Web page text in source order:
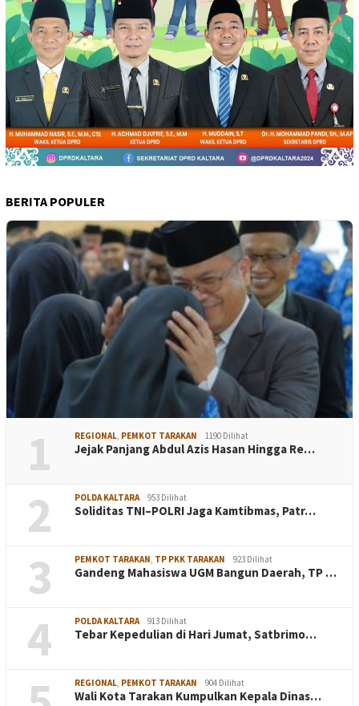
BERITA POPULER
1 REGIONAL PEMKOT TARAKAN 1190 Dilihat
Jejak Panjang Abdul Azis Hasan Hingga Re…
2 POLDA KALTARA 953 Dilihat
Soliditas TNI–POLRI Jaga Kamtibmas, Patr…
3 PEMKOT TARAKAN TP PKK TARAKAN 923 Dilihat
Gandeng Mahasiswa UGM Bangun Daerah, TP …
4 POLDA KALTARA 913 Dilihat
Tebar Kepedulian di Hari Jumat, Satbrimo…
REGIONAL PEMKOT TARAKAN 904 Dilihat
Wali Kota Tarakan Kumpulkan Kepala Dinas…